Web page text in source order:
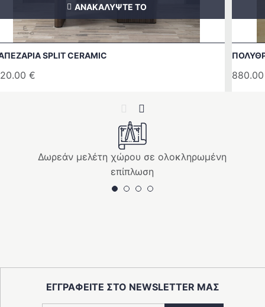
Previous
SPLIT CERAMIC
€
ΑΝΑΚΑΛΥΨΤΕ ΤΟ
Next
Δωρεάν μελέτη χώρου σε ολοκληρωμένη
επίπλωση
ΕΓΓΡΑΦΕΙΤΕ ΣΤΟ NEWSLETTER ΜΑΣ